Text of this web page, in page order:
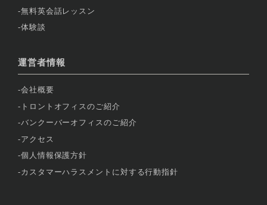
無料英会話レッスン
体験談
運営者情報
会社概要
トロントオフィスのご紹介
バンクーバーオフィスのご紹介
アクセス
個人情報保護方針
カスタマーハラスメントに対する行動指針